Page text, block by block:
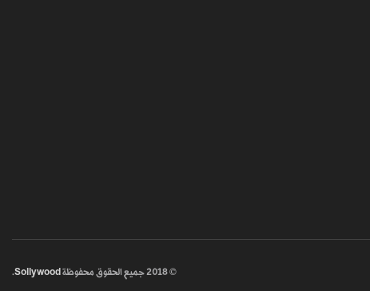
© 2018 جميع الحقوق محفوظة Sollywood
.